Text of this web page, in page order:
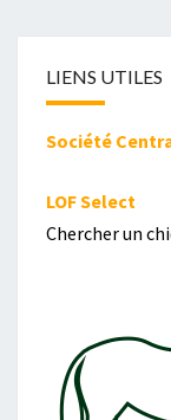
LIENS UTILES
Société
LOF Select
Chercher un